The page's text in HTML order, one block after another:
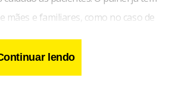
mães e familiares, como no caso de
de João Miguel, que está internada
devido à pressão arterial elevada.
ela disse que considera
lendo